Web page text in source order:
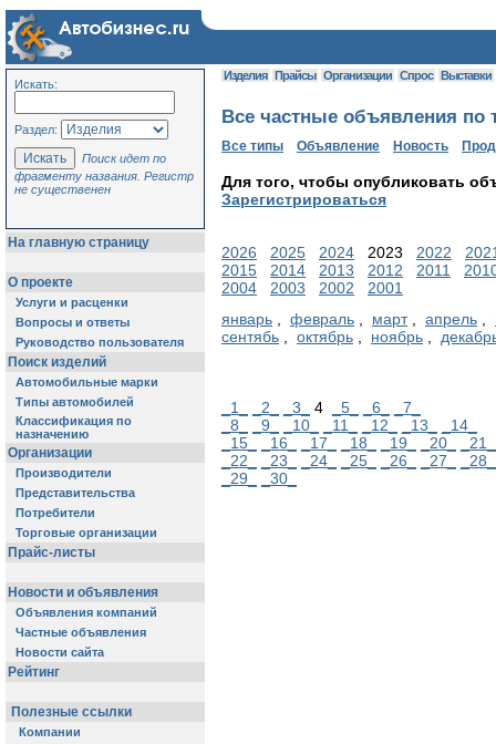
Искать:
Раздел:
Поиск идет по
фрагменту названия. Регистр
не существенен
На главную страницу
О проекте
Услуги и расценки
Вопросы и ответы
Руководство пользователя
Поиск изделий
Автомобильные марки
Типы автомобилей
Классификация по
назначению
Организации
Производители
Представительства
Потребители
Торговые организации
Прайс-листы
Новости и объявления
Объявления компаний
Частные объявления
Новости сайта
Рейтинг
Полезные ссылки
Компании
Изделия Прайсы Организации Спрос Выставки
Все частные объявления по
Все типы Объявление Новость
Для того, чтобы опубликовать
Зарегистрироваться
2026 2025 2024 2023 2022
2015
2014 2013 2012 2011
2004
2003 2002
2001
январь , февраль , март, апрель ,
сентябь , октябрь , ноябрь ,
_1_ _2_ _3_ 4 _5_ _6_
_7_
_8_
_9_ _10_ _11_ _12_ _13_
_14_
_15_
_16_ _17_ _18_ _19_ _20_
_21_
_22_
_23_ _24_ _25_ _26_ _27_
_28_
_29_
_30_